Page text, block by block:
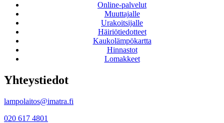
Online-palvelut
Muuttajalle
Urakoitsijalle
Häiriötiedotteet
Kaukolämpökartta
Hinnastot
Lomakkeet
Yhteystiedot
lampolaitos@imatra.fi
020 617 4801